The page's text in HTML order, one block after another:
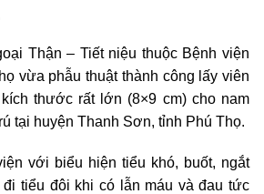
Thận – Tiết niệu thuộc Bệnh viện
vừa phẫu thuật thành công lấy viên
thước rất lớn (8×9 cm) cho nam
tại huyện Thanh Sơn, tỉnh Phú Thọ.
với biểu hiện tiểu khó, buốt, ngắt
tiểu đôi khi có lẫn máu và đau tức